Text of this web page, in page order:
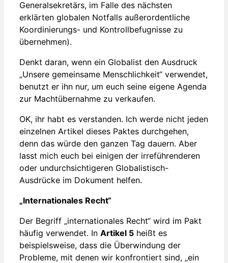
Generalsekretärs, im Falle des nächsten
erklärten globalen Notfalls außerordentliche
Koordinierungs- und Kontrollbefugnisse zu
übernehmen).
Denkt daran, wenn ein Globalist den Ausdruck
„Unsere gemeinsame Menschlichkeit“ verwendet,
benutzt er ihn nur, um euch seine eigene Agenda
zur Machtübernahme zu verkaufen.
OK, ihr habt es verstanden. Ich werde nicht jeden
einzelnen Artikel dieses Paktes durchgehen,
denn das würde den ganzen Tag dauern. Aber
lasst mich euch bei einigen der irreführenderen
oder undurchsichtigeren Globalistisch-
Ausdrücke im Dokument helfen.
„Internationales Recht“
Der Begriff „internationales Recht“ wird im Pakt
häufig verwendet. In Artikel 5 heißt es
beispielsweise, dass die Überwindung der
Probleme, mit denen wir konfrontiert sind, „ein